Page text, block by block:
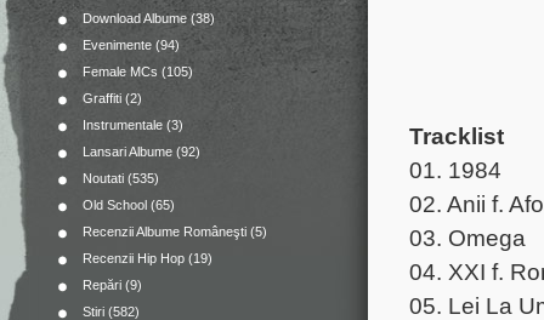
Download Albume (38)
Evenimente (94)
Female MCs (105)
Graffiti (2)
Instrumentale (3)
Lansari Albume (92)
Noutati (535)
Old School (65)
Recenzii Albume Româneşti (5)
Recenzii Hip Hop (19)
Repări (9)
Stiri (582)
Tracklist
01. 1984
02. Anii f.
03. Omega
04. XXI f.
05. Lei La